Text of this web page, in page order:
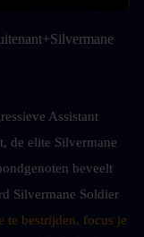
Assistant
de elite Silvermane
beveelt
Silvermane Soldier
te bestrijden, focus je